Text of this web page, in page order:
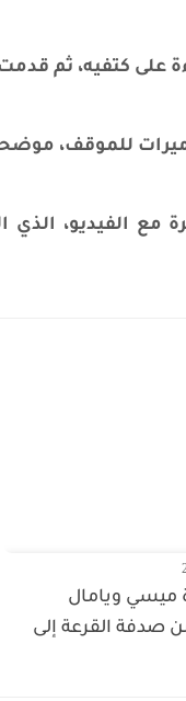
كتفيه، ثم قدمت
للموقف،
مع الفيديو، الذي
ويامال
صدفة القرعة إلى